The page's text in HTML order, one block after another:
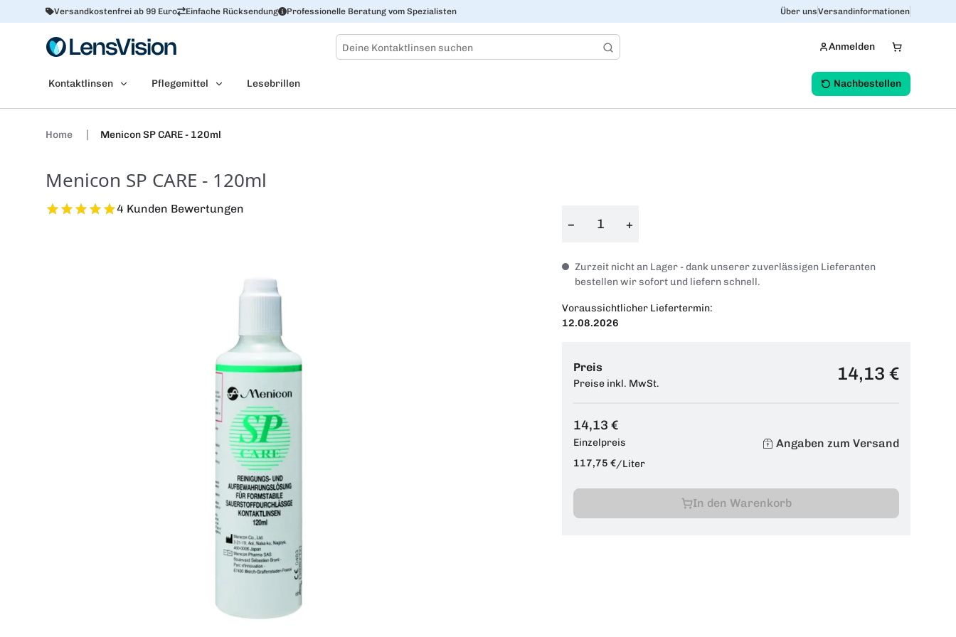
Versandkostenfrei ab 99 Euro Einfache Rücksendung Professionelle Beratung vom Spezialisten Über unsVersandinformationen
Anmelden
Kontaktlinsen Pflegemittel Lesebrillen Nachbestellen
Home Menicon SP CARE - 120ml
Menicon SP CARE - 120ml
4 Kunden Bewertungen
−
+
Zurzeit nicht an Lager - dank unserer zuverlässigen Lieferanten
bestellen wir sofort und liefern schnell.
Voraussichtlicher Liefertermin:
12.08.2026
Preis
Preise inkl. MwSt. 14,13 €
14,13 €
Einzelpreis
117,75 €/Liter
Angaben zum Versand
In den Warenkorb